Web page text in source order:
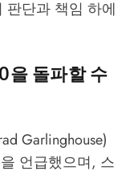
판단과 책임 하에
을 돌파할 수
Garlinghouse)
언급했으며, 스